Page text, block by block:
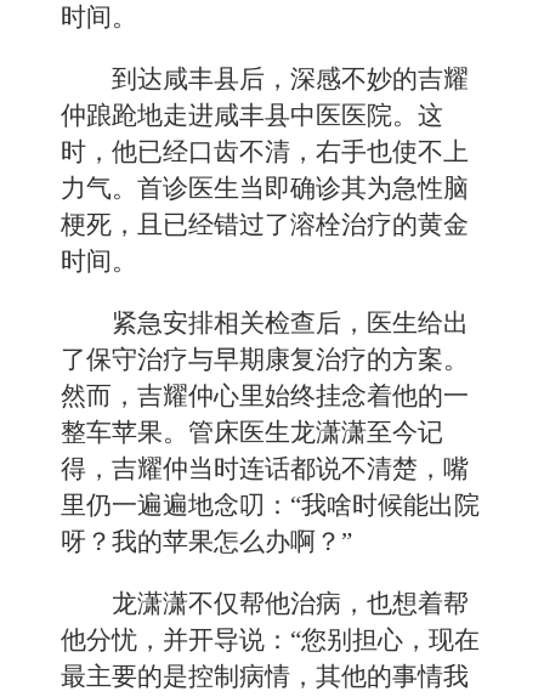
时间。
到达咸丰县后，深感不妙的吉耀
仲踉跄地走进咸丰县中医医院。这
时，他已经口齿不清，右手也使不上
力气。首诊医生当即确诊其为急性脑
梗死，且已经错过了溶栓治疗的黄金
时间。
紧急安排相关检查后，医生给出
了保守治疗与早期康复治疗的方案。
然而，吉耀仲心里始终挂念着他的一
整车苹果。管床医生龙潇潇至今记
得，吉耀仲当时连话都说不清楚，嘴
里仍一遍遍地念叨：“我啥时候能出院
呀？我的苹果怎么办啊？”
龙潇潇不仅帮他治病，也想着帮
他分忧，并开导说：“您别担心，现在
最主要的是控制病情，其他的事情我